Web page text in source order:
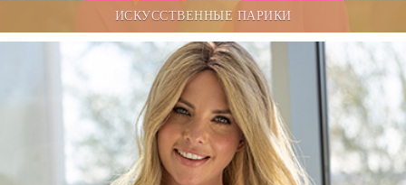
ИСКУССТВЕННЫЕ ПАРИКИ